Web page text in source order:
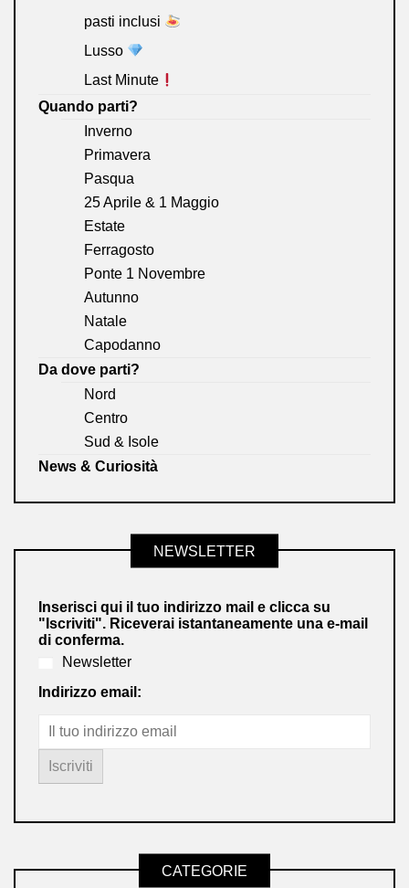
pasti inclusi
Lusso
Last Minute
Quando parti?
Inverno
Primavera
Pasqua
25 Aprile & 1 Maggio
Estate
Ferragosto
Ponte 1 Novembre
Autunno
Natale
Capodanno
Da dove parti?
Nord
Centro
Sud & Isole
News & Curiosità
NEWSLETTER
Inserisci qui il tuo indirizzo mail e clicca su
"Iscriviti". Riceverai istantaneamente una e-mail
di conferma.
Newsletter
Indirizzo email:
CATEGORIE